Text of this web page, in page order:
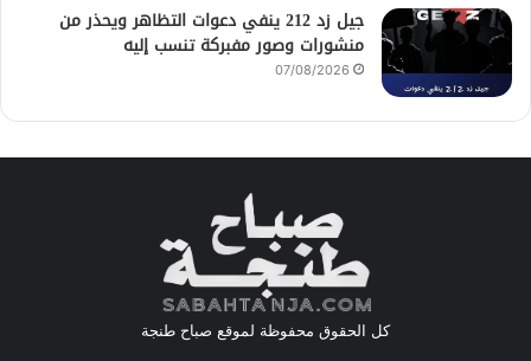
جيل زد 212 ينفي دعوات التظاهر ويحذر من
منشورات وصور مفبركة تنسب إليه
07/08/2026
كل الحقوق محفوظة لموقع صباح طنجة